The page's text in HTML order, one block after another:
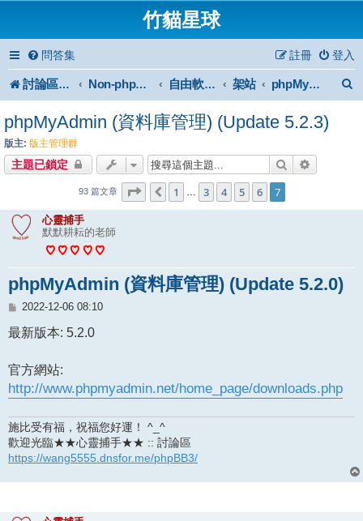
竹貓星球
問答集 登入
註冊
討論區首頁 Non-phpBB specific 自由軟體或免費軟體 架站 phpMyAdmin
phpMyAdmin (資料庫管理) (Update 5.2.3)
版主: 版主管理群
主題已鎖定 搜尋
93 篇文章 第7 頁 (共 7頁)
上一頁
1 … 3 4 5 6 7
心靈捕手
默默耕耘的老師
phpMyAdmin (資料庫管理) (Update 5.2.0)
文
2022-12-06 08:10
最新版本: 5.2.0
官方網站:
http://www.phpmyadmin.net/home_page/downloads.php
施比受有福，祝福您好運！ ^_^
歡迎光臨★★心靈捕手★★ :: 討論區
https://wang5555.dnsfor.me/phpBB3/